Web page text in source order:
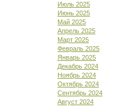
Июль 2025
Июнь 2025
Май 2025
Апрель 2025
Март 2025
Февраль 2025
Январь 2025
Декабрь 2024
Ноябрь 2024
Октябрь 2024
Сентябрь 2024
Август 2024